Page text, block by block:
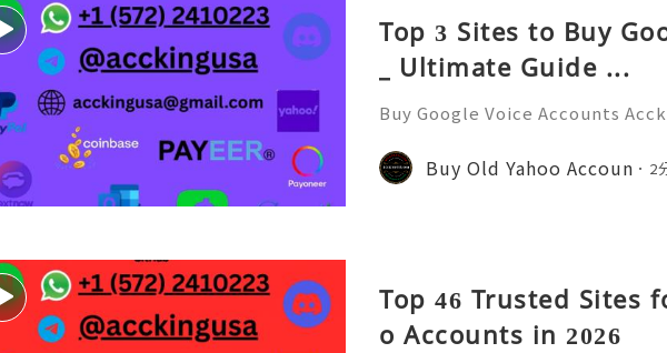
Top 3 Sites to Buy
_ Ultimate Guide ...
Buy Google Voice Accounts
role in both personal and
com One of the most relia
Buy Old Yahoo Accoun 2
Top 46 Trusted Sites
o Accounts in 2026